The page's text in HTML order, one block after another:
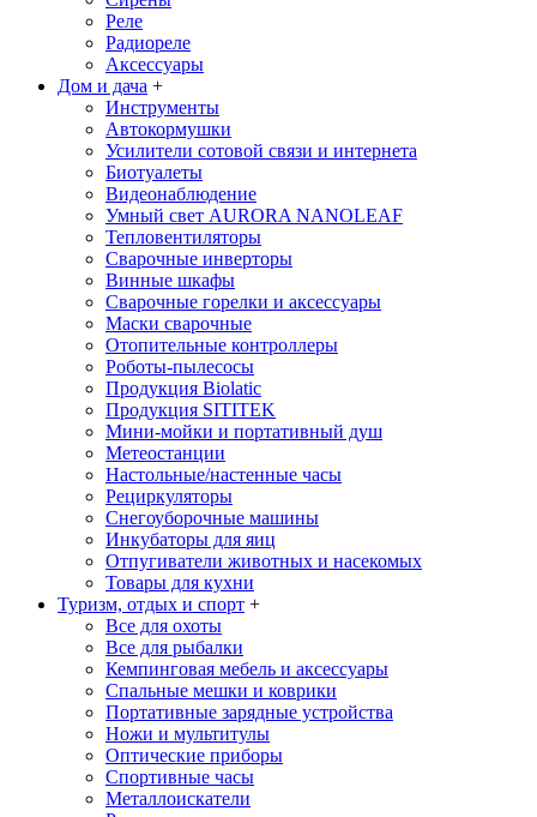
Реле
Радиореле
Аксессуары
Дом и дача +
Инструменты
Автокормушки
Усилители сотовой связи и интернета
Биотуалеты
Видеонаблюдение
Умный свет AURORA NANOLEAF
Тепловентиляторы
Сварочные инверторы
Винные шкафы
Сварочные горелки и аксессуары
Маски сварочные
Отопительные контроллеры
Роботы-пылесосы
Продукция Biolatic
Продукция SITITEK
Мини-мойки и портативный душ
Метеостанции
Настольные/настенные часы
Рециркуляторы
Снегоуборочные машины
Инкубаторы для яиц
Отпугиватели животных и насекомых
Товары для кухни
Туризм, отдых и спорт +
Все для охоты
Все для рыбалки
Кемпинговая мебель и аксессуары
Спальные мешки и коврики
Портативные зарядные устройства
Ножи и мультитулы
Оптические приборы
Спортивные часы
Металлоискатели